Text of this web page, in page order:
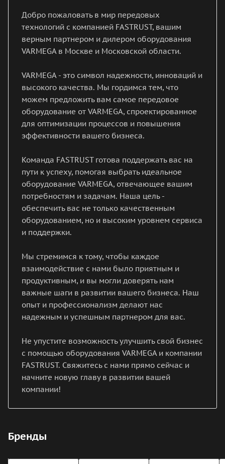
Добро пожаловать в мир передовых
технологий с компанией FASTRUST, вашим
верным партнером и дилером оборудования
VARMEGA в Москве и Московской области.
VARMEGA - это символ надежности, инноваций и
высокого качества. Мы гордимся тем, что
можем предложить вам самое передовое
оборудование от VARMEGA, спроектированное
для оптимизации процессов и повышения
эффективности вашего бизнеса.
Команда FASTRUST готова поддержать вас на
пути к успеху, помогая выбрать идеальное
оборудование VARMEGA, отвечающее вашим
потребностям и задачам. Наша цель -
обеспечить вас не только качественным
оборудованием, но и высоким уровнем сервиса
и поддержки.
Мы стремимся к тому, чтобы каждое
взаимодействие с нами было приятным и
продуктивным, и вы могли доверять нам
важные шаги в развитии вашего бизнеса. Наш
опыт и профессионализм делают нас
надежным и успешным партнером для вас.
Не упустите возможность улучшить свой бизнес
с помощью оборудования VARMEGA и компании
FASTRUST. Свяжитесь с нами прямо сейчас и
начните новую главу в развитии вашей
компании!
Бренды